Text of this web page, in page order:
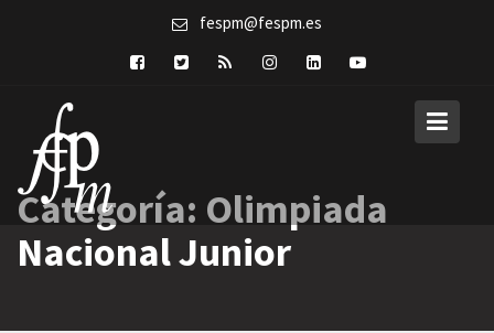
fespm@fespm.es
Categoría: Olimpiada
Nacional Junior